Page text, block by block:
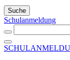
Suche
Schulanmeldung